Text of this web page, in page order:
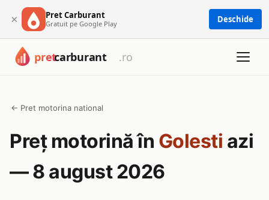
× Pret Carburant
Gratuit pe Google Play Deschide
← Pret motorina national
Preț motorină în Golesti azi
— 8 august 2026